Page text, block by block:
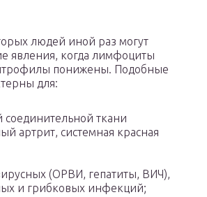
людей иной раз могут
явления, когда лимфоциты
понижены. Подобные
для:
соединительной ткани
артрит, системная красная
(ОРВИ, гепатиты, ВИЧ),
и грибковых инфекций;